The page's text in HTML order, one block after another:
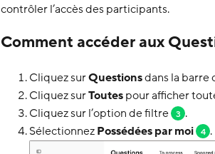
contrôler l’accès des participants.
Comment accéder aux
Cliquez surQuestionsdans la barre
Cliquez surToutespour afficher
Cliquez sur l’option de filtre
3 .
SélectionnezPossédées par moi 4 .